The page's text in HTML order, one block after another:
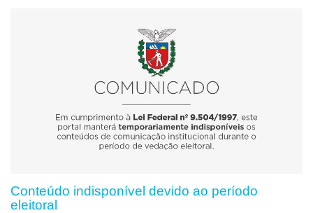
Conteúdo indisponível devido ao período
eleitoral